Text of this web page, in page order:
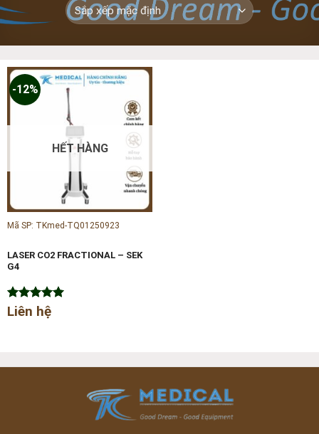
-12%
HẾT HÀNG
Mã SP: TKmed-TQ01250923
LASER CO2 FRACTIONAL – SEK
G4
Được xếp
5.00
Liên hệ